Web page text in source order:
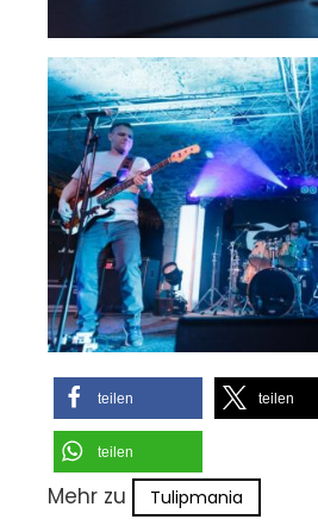
teilen teilen
teilen
Mehr zu Tulipmania